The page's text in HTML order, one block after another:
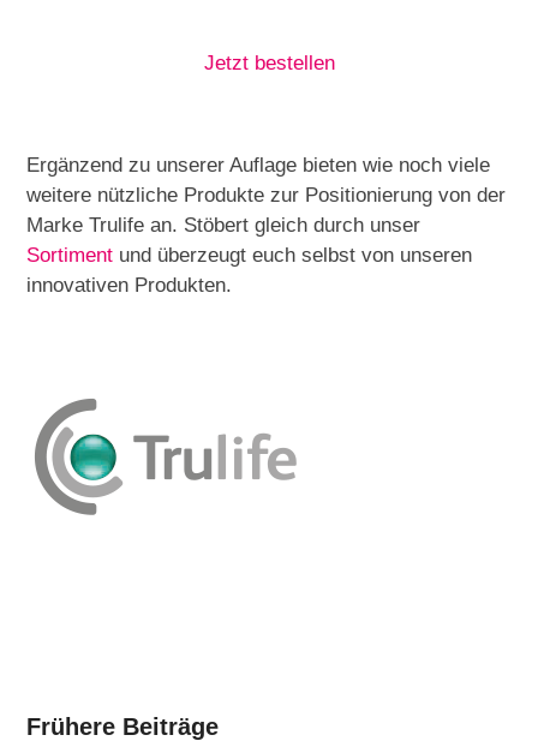
Jetzt bestellen
Ergänzend zu unserer Auflage bieten wie noch viele
weitere nützliche Produkte zur Positionierung von der
Marke Trulife an. Stöbert gleich durch unser
Sortiment und überzeugt euch selbst von unseren
innovativen Produkten.
Frühere Beiträge